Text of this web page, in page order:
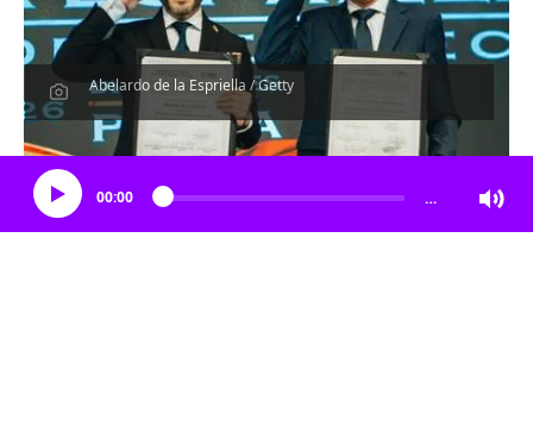
Abelardo de la Espriella / Getty
Escucha el artículo
00:00 …